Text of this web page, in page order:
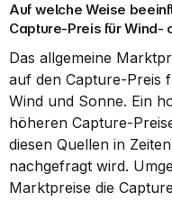
Auf welche Weise
Capture-Preis für Wind-
Das allgemeine
auf den Capture-Preis
Wind und Sonne. Ein
höheren Capture-
diesen Quellen in
nachgefragt wird.
Marktpreise die